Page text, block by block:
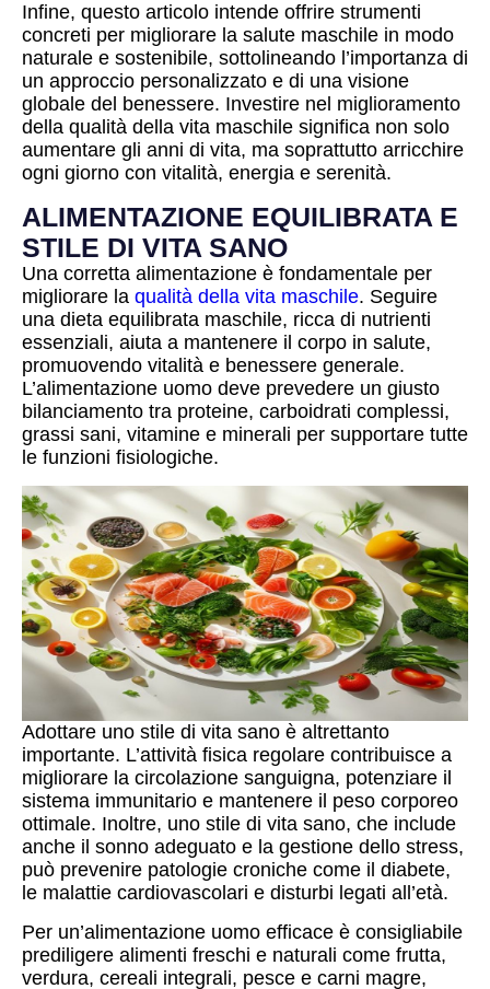
Infine, questo articolo intende offrire strumenti
concreti per migliorare la salute maschile in modo
naturale e sostenibile, sottolineando l’importanza di
un approccio personalizzato e di una visione
globale del benessere. Investire nel miglioramento
della qualità della vita maschile significa non solo
aumentare gli anni di vita, ma soprattutto arricchire
ogni giorno con vitalità, energia e serenità.
ALIMENTAZIONE EQUILIBRATA E
STILE DI VITA SANO
Una corretta alimentazione è fondamentale per
migliorare la qualità della vita maschile. Seguire
una dieta equilibrata maschile, ricca di nutrienti
essenziali, aiuta a mantenere il corpo in salute,
promuovendo vitalità e benessere generale.
L’alimentazione uomo deve prevedere un giusto
bilanciamento tra proteine, carboidrati complessi,
grassi sani, vitamine e minerali per supportare tutte
le funzioni fisiologiche.
Adottare uno stile di vita sano è altrettanto
importante. L’attività fisica regolare contribuisce a
migliorare la circolazione sanguigna, potenziare il
sistema immunitario e mantenere il peso corporeo
ottimale. Inoltre, uno stile di vita sano, che include
anche il sonno adeguato e la gestione dello stress,
può prevenire patologie croniche come il diabete,
le malattie cardiovascolari e disturbi legati all’età.
Per un’alimentazione uomo efficace è consigliabile
prediligere alimenti freschi e naturali come frutta,
verdura, cereali integrali, pesce e carni magre,